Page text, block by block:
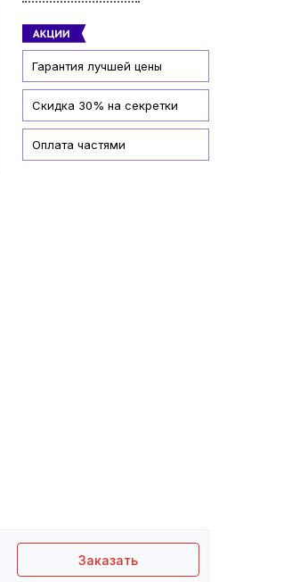
Гарантия лучшей цены
Скидка 30% на секретки
Оплата частями
Заказать